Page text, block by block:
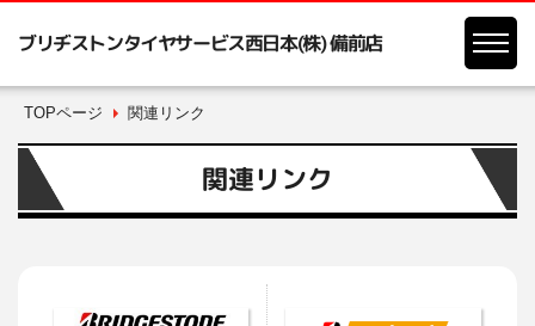
ブリヂストンタイヤサービス西日本(株) 備前店
TOPページ 関連リンク
関連リンク